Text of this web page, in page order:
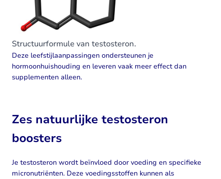
Structuurformule van testosteron.
Deze leefstijlaanpassingen ondersteunen je
hormoonhuishouding en leveren vaak meer effect dan
supplementen alleen.
Zes natuurlijke testosteron
boosters
Je testosteron wordt beïnvloed door voeding en specifieke
micronutriënten. Deze voedingsstoffen kunnen als